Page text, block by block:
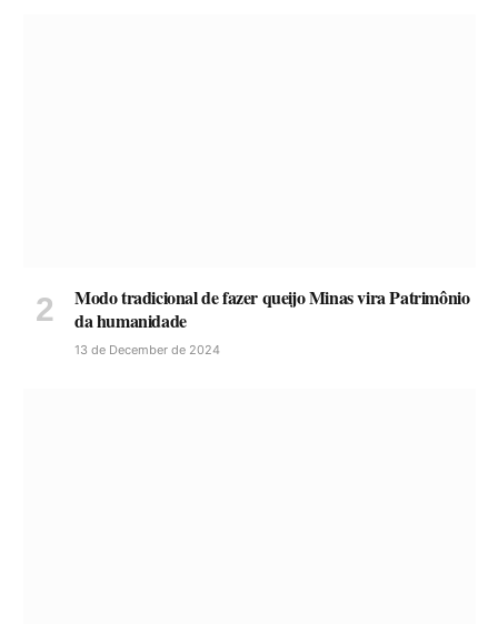
Modo tradicional de fazer queijo Minas vira Patrimônio
da humanidade
13 de December de 2024